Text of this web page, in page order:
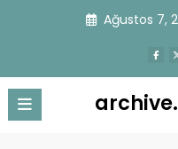
Ağustos 7,